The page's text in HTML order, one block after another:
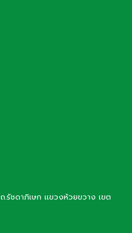
ชดาภิเษก เเขวงห้วยขวาง เขต